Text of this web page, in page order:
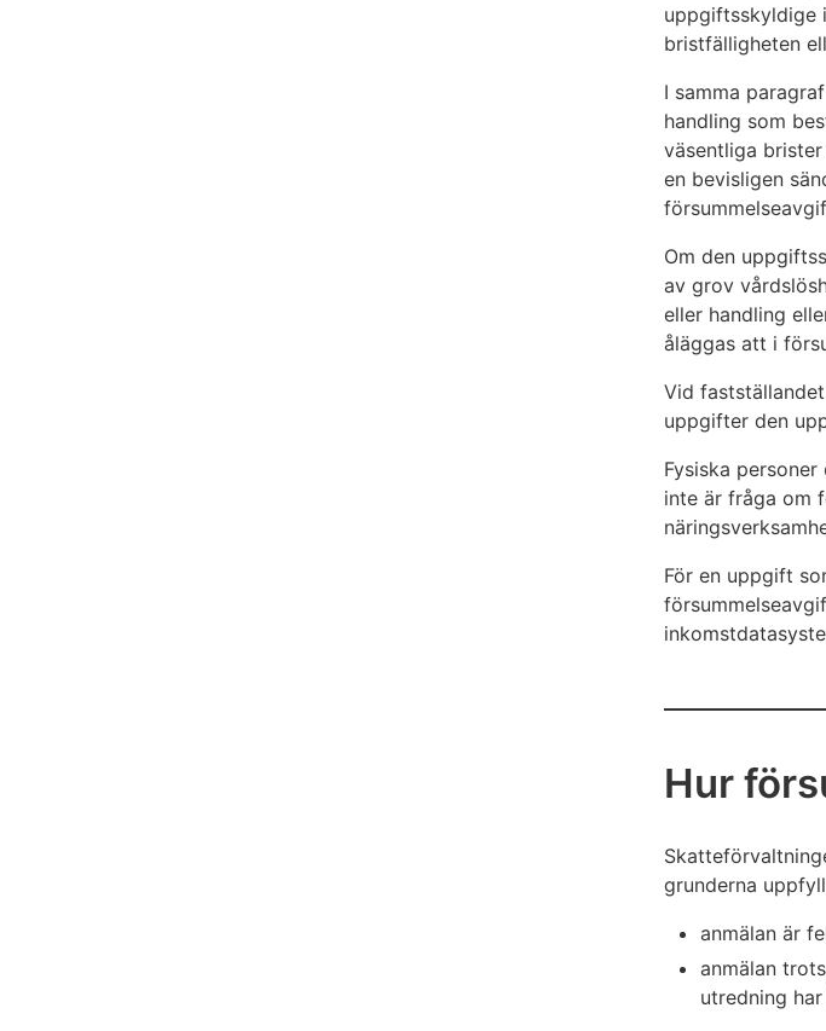
uppgiftsskyldige
bristfälligheten
I samma
handling som
väsentliga
en bevisligen
Om den
av grov
eller handling
åläggas att i
Vid
uppgifter den
Fysiska
inte är fråga om
För en uppgift
Hur
grunderna
anmälan är
anmälan
utredning